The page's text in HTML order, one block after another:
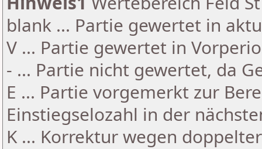
blank ... Partie gewertet in
V ... Partie gewertet in
- ... Partie nicht gewertet, da
E ... Partie vorgemerkt zur
Einstiegselozahl in der
K ... Korrektur wegen